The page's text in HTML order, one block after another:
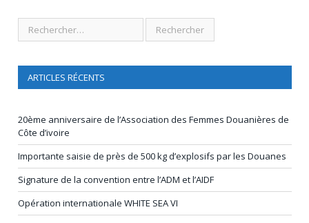
ARTICLES RÉCENTS
20ème anniversaire de l’Association des Femmes Douanières de
Côte d’ivoire
Importante saisie de près de 500 kg d’explosifs par les Douanes
Signature de la convention entre l’ADM et l’AIDF
Opération internationale WHITE SEA VI